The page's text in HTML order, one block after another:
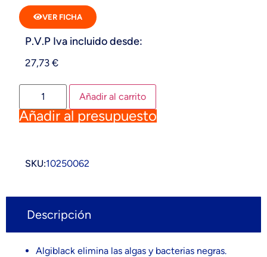
VER FICHA
P.V.P Iva incluido desde:
27,73€
Añadir al carrito
Añadir al presupuesto
SKU:10250062
Descripción
Algiblack elimina las algas y bacterias negras.